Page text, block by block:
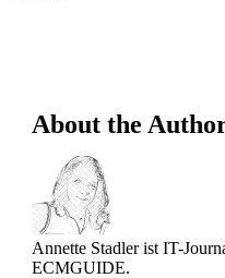
About the
Annette Stadler ist IT-
ECMGUIDE.